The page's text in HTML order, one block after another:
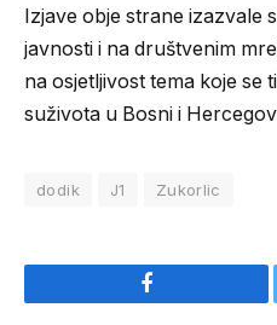
Izjave obje strane izazvale
javnosti i na društvenim
na osjetljivost tema koje se
suživota u Bosni i
dodik J1 Zukorlic
Facebook